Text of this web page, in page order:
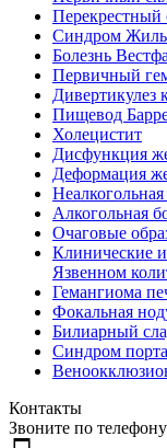
Перекрестный
Синдром
Болезнь
Первичный
Дивертикулез
Пищевод
Холецистит
Дисфункция
Деформация
Алкогольная
Очаговые
Клинические
Язвенном
Гемангиома
Фокальная
Билиарный
Синдром
Контакты
Звоните по телефону